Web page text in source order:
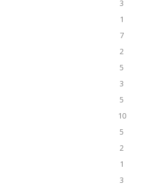
3
1
7
2
5
3
5
10
5
2
1
3